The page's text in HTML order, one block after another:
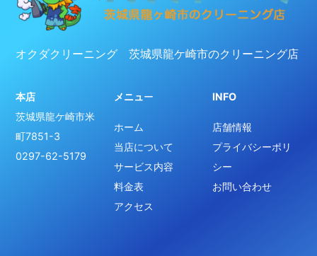
オクダクリーニング 茨城県龍ケ崎市のクリーニング店
本店
茨城県龍ケ崎市米
町7851-3
0297-62-5179
メニュー
ホーム
当店について
サービス内容
料金表
アクセス
INFO
店舗情報
プライバシーポリ
シー
お問い合わせ